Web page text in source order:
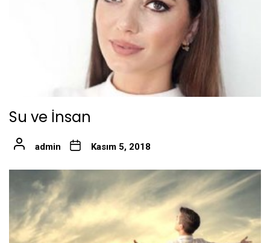
Su ve İnsan
admin Kasım 5, 2018